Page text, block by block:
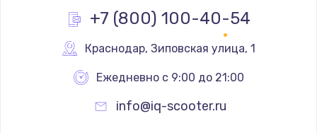
+7 (800) 100-40-54
Краснодар, Зиповская улица, 1
Ежедневно с 9:00 до 21:00
info@iq-scooter.ru